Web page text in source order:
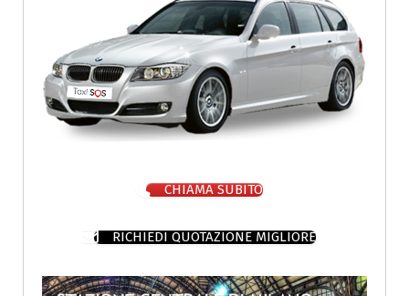
CHIAMA SUBITO
RICHIEDI QUOTAZIONE MIGLIORE